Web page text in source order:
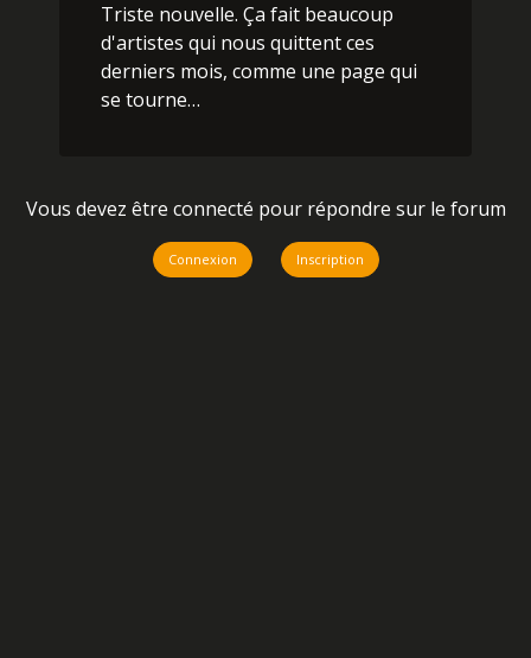
Triste nouvelle. Ça fait beaucoup
d'artistes qui nous quittent ces
derniers mois, comme une page qui
se tourne…
Vous devez être connecté pour répondre sur le forum
Connexion Inscription